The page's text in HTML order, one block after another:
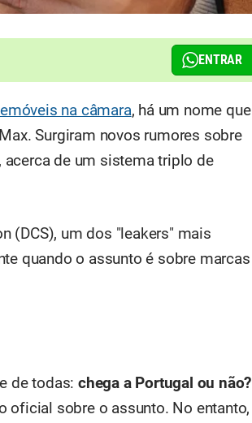
ENTRAR
na câmara, há um nome que
Surgiram novos rumores sobre
de um sistema triplo de
(DCS), um dos "leakers" mais
quando o assunto é sobre marcas
de todas: chega a Portugal ou não?
oficial sobre o assunto. No entanto,